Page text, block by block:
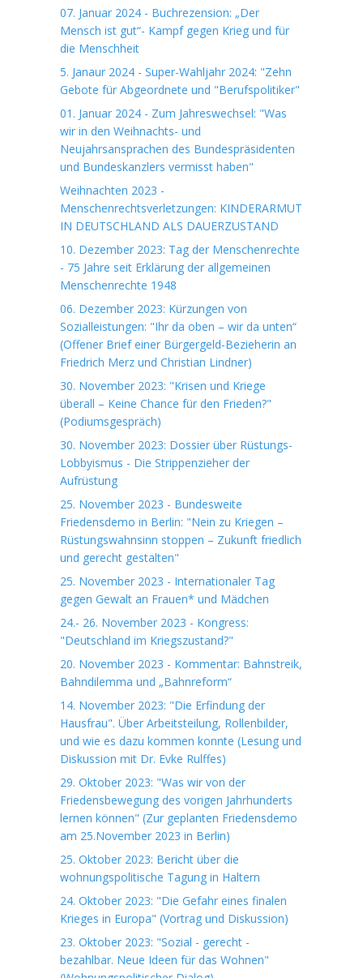
07. Januar 2024 - Buchrezension: „Der
Mensch ist gut“- Kampf gegen Krieg und für
die Menschheit
5. Janaur 2024 - Super-Wahljahr 2024: "Zehn
Gebote für Abgeordnete und "Berufspolitiker"
01. Januar 2024 - Zum Jahreswechsel: "Was
wir in den Weihnachts- und
Neujahrsansprachen des Bundespräsidenten
und Bundeskanzlers vermisst haben"
Weihnachten 2023 -
Menschenrechtsverletzungen: KINDERARMUT
IN DEUTSCHLAND ALS DAUERZUSTAND
10. Dezember 2023: Tag der Menschenrechte
- 75 Jahre seit Erklärung der allgemeinen
Menschenrechte 1948
06. Dezember 2023: Kürzungen von
Sozialleistungen: "Ihr da oben – wir da unten“
(Offener Brief einer Bürgergeld-Bezieherin an
Friedrich Merz und Christian Lindner)
30. November 2023: "Krisen und Kriege
überall – Keine Chance für den Frieden?"
(Podiumsgespräch)
30. November 2023: Dossier über Rüstungs-
Lobbyismus - Die Strippenzieher der
Aufrüstung
25. November 2023 - Bundesweite
Friedensdemo in Berlin: "Nein zu Kriegen –
Rüstungswahnsinn stoppen – Zukunft friedlich
und gerecht gestalten"
25. November 2023 - Internationaler Tag
gegen Gewalt an Frauen* und Mädchen
24.- 26. November 2023 - Kongress:
"Deutschland im Kriegszustand?"
20. November 2023 - Kommentar: Bahnstreik,
Bahndilemma und „Bahnreform“
14. November 2023: "Die Erfindung der
Hausfrau". Über Arbeitsteilung, Rollenbilder,
und wie es dazu kommen konnte (Lesung und
Diskussion mit Dr. Evke Rulffes)
29. Oktober 2023: "Was wir von der
Friedensbewegung des vorigen Jahrhunderts
lernen können" (Zur geplanten Friedensdemo
am 25.November 2023 in Berlin)
25. Oktober 2023: Bericht über die
wohnungspolitische Tagung in Haltern
24. Oktober 2023: "Die Gefahr eines finalen
Krieges in Europa" (Vortrag und Diskussion)
23. Oktober 2023: "Sozial - gerecht -
bezahlbar. Neue Ideen für das Wohnen"